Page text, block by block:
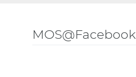
MOS@Facebook